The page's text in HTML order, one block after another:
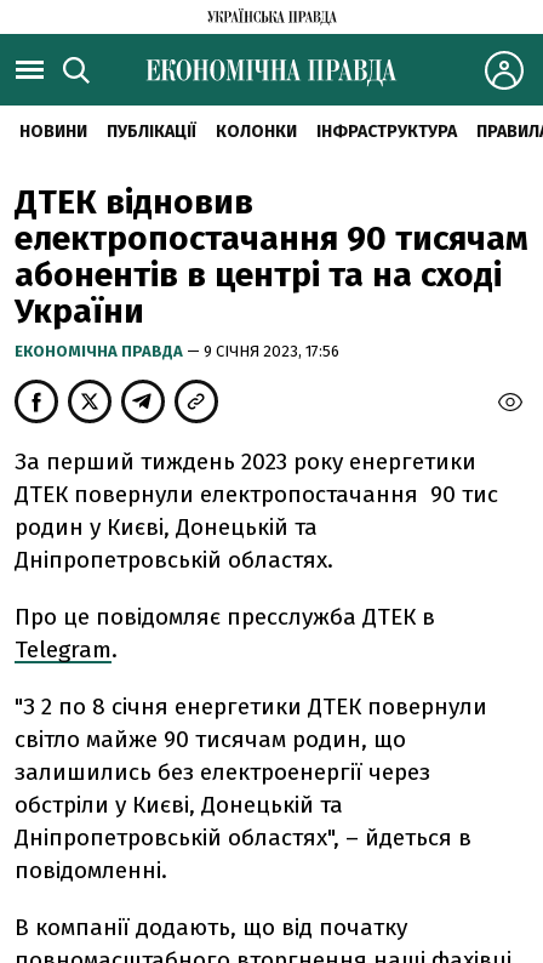
НОВИНИ ПУБЛІКАЦІЇ КОЛОНКИ ІНФРАСТРУКТУРА
ДТЕК відновив
електропостачання 90 тисячам
абонентів в центрі та на сході
України
ЕКОНОМІЧНА ПРАВДА — 9 СІЧНЯ 2023, 17:56
За перший тиждень 2023 року енергетики
ДТЕК повернули електропостачання 90 тис
родин у Києві, Донецькій та
Дніпропетровській областях.
Про це повідомляє пресслужба ДТЕК в
Telegram.
"З 2 по 8 січня енергетики ДТЕК повернули
світло майже 90 тисячам родин, що
залишились без електроенергії через
обстріли у Києві, Донецькій та
Дніпропетровській областях", – йдеться в
повідомленні.
В компанії додають, що від початку